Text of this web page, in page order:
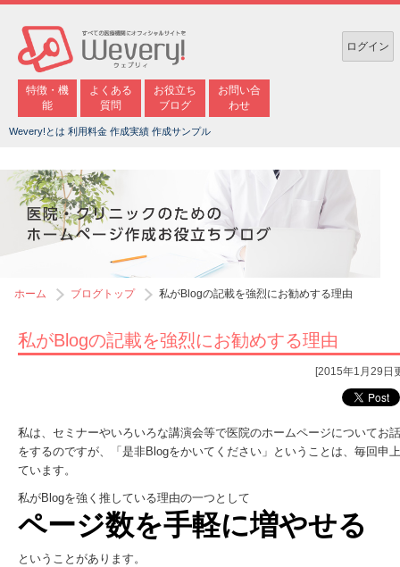
特徴・機
能
よくある
質問
お役立ち
ブログ
お問い合
わせ
ログイン
Wevery!とは 利用料金 作成実績 作成サンプル
ホーム ブログトップ 私がBlogの記載を強烈にお勧めする理由
私がBlogの記載を強烈にお勧めする理由
[2015年1月29日
私は、セミナーやいろいろな講演会等で医院のホームページについてお
をするのですが、「是非Blogをかいてください」ということは、毎回申
ています。
私がBlogを強く推している理由の一つとして
ページ数を手軽に増やせる
ということがあります。